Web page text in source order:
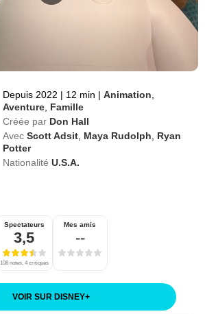
Depuis 2022 | 12 min | Animation
Aventure Famille
Créée par Don Hall
Avec Scott Adsit Maya Rudolph
Ryan
Potter
Nationalité U.S.A.
Spectateurs
3,5
108 notes, 4 critiques
Mes amis
--
VOIR SUR DISNEY+